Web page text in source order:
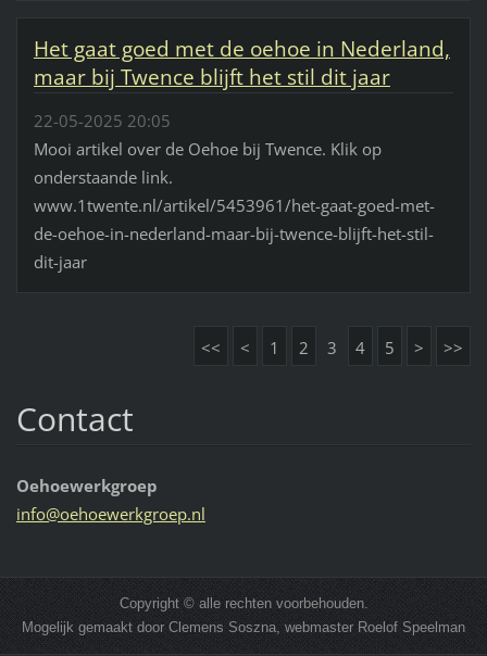
Het gaat goed met de oehoe in Nederland,
maar bij Twence blijft het stil dit jaar
22-05-2025 20:05
Mooi artikel over de Oehoe bij Twence. Klik op
onderstaande link.
www.1twente.nl/artikel/5453961/het-gaat-goed-met-
de-oehoe-in-nederland-maar-bij-twence-blijft-het-stil-
dit-jaar
<< < 1 2 3 4 5 > >>
Contact
Oehoewerkgroep
info@oehoewerkgroep.nl
Copyright © alle rechten voorbehouden.
Mogelijk gemaakt door Clemens Soszna, webmaster Roelof Speelman